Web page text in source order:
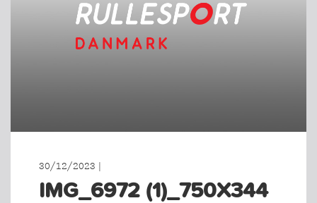
30/12/2023 |
IMG_6972 (1)_750X344